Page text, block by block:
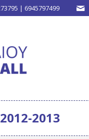
| 6945797499
2013